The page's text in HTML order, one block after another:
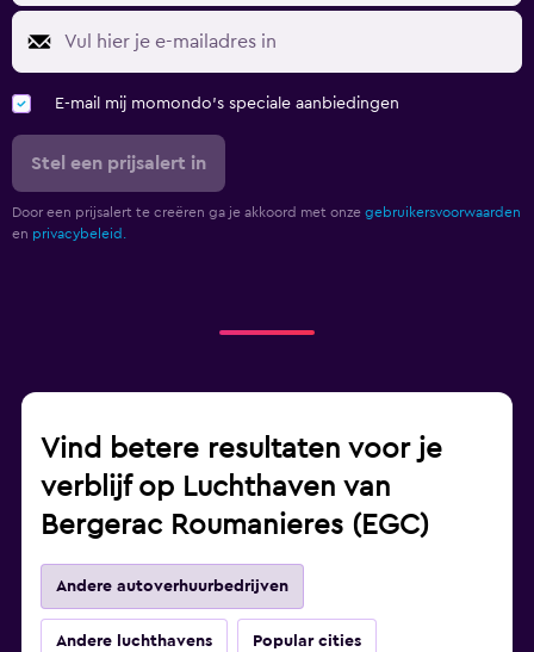
E-mail mij momondo's speciale aanbiedingen
Stel een prijsalert in
Door een prijsalert te creëren ga je akkoord met onze gebruikersvoorwaarden
en privacybeleid.
Vind betere resultaten voor je
verblijf op Luchthaven van
Bergerac Roumanieres (EGC)
Andere autoverhuurbedrijven
Andere luchthavens Popular cities